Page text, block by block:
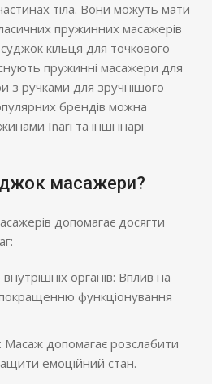
тіла. Вони можуть мати
пружинних масажерів
кільця для точкового
пружинні масажери для
з ручками для зручнішого
брендів можна
Inari та інші інарі
масажери?
допомагає досягти
органів: Вплив на
покращенню функціонування
Масаж допомагає розслабити
емоційний стан.